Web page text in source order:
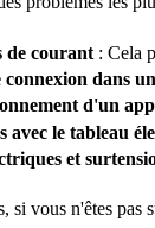
de courant : Cela
connexion dans
d'un
avec le tableau
et
si vous n'êtes pas